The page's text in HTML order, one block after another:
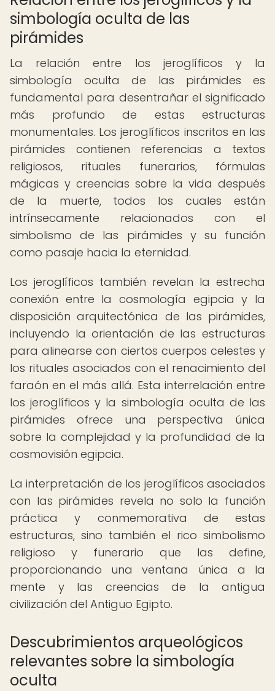
simbología oculta de las
pirámides
La relación entre los jeroglíficos y la
simbología oculta de las pirámides es
fundamental para desentrañar el significado
más profundo de estas estructuras
monumentales. Los jeroglíficos inscritos en las
pirámides contienen referencias a textos
religiosos, rituales funerarios, fórmulas
mágicas y creencias sobre la vida después
de la muerte, todos los cuales están
intrínsecamente relacionados con el
simbolismo de las pirámides y su función
como pasaje hacia la eternidad.
Los jeroglíficos también revelan la estrecha
conexión entre la cosmología egipcia y la
disposición arquitectónica de las pirámides,
incluyendo la orientación de las estructuras
para alinearse con ciertos cuerpos celestes y
los rituales asociados con el renacimiento del
faraón en el más allá. Esta interrelación entre
los jeroglíficos y la simbología oculta de las
pirámides ofrece una perspectiva única
sobre la complejidad y la profundidad de la
cosmovisión egipcia.
La interpretación de los jeroglíficos asociados
con las pirámides revela no solo la función
práctica y conmemorativa de estas
estructuras, sino también el rico simbolismo
religioso y funerario que las define,
proporcionando una ventana única a la
mente y las creencias de la antigua
civilización del Antiguo Egipto.
Descubrimientos arqueológicos
relevantes sobre la simbología
oculta